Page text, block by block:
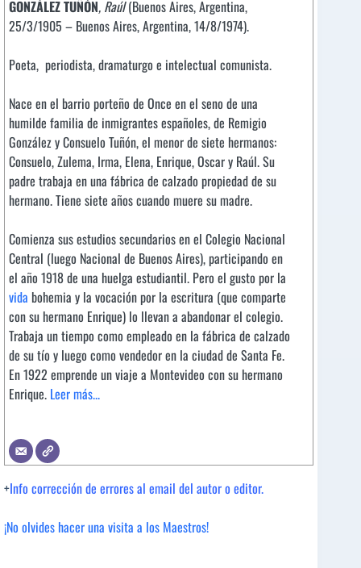
GONZÁLEZ TUÑÓN, Raúl(Buenos Aires, Argentina,
25/3/1905 – Buenos Aires, Argentina, 14/8/1974).
Poeta, periodista, dramaturgo e intelectual comunista.
Nace en el barrio porteño de Once en el seno de una
humilde familia de inmigrantes españoles, de Remigio
González y Consuelo Tuñón, el menor de siete hermanos:
Consuelo, Zulema, Irma, Elena, Enrique, Oscar y Raúl. Su
padre trabaja en una fábrica de calzado propiedad de su
hermano. Tiene siete años cuando muere su madre.
Comienza sus estudios secundarios en el Colegio Nacional
Central (luego Nacional de Buenos Aires), participando en
el año 1918 de una huelga estudiantil. Pero el gusto por la
vida bohemia y la vocación por la escritura (que comparte
con su hermano Enrique) lo llevan a abandonar el colegio.
Trabaja un tiempo como empleado en la fábrica de calzado
de su tío y luego como vendedor en la ciudad de Santa Fe.
En 1922 emprende un viaje a Montevideo con su hermano
Enrique. Leer más...
+Info corrección de errores al email del autor o editor.
¡No olvides hacer una visita a los Maestros!